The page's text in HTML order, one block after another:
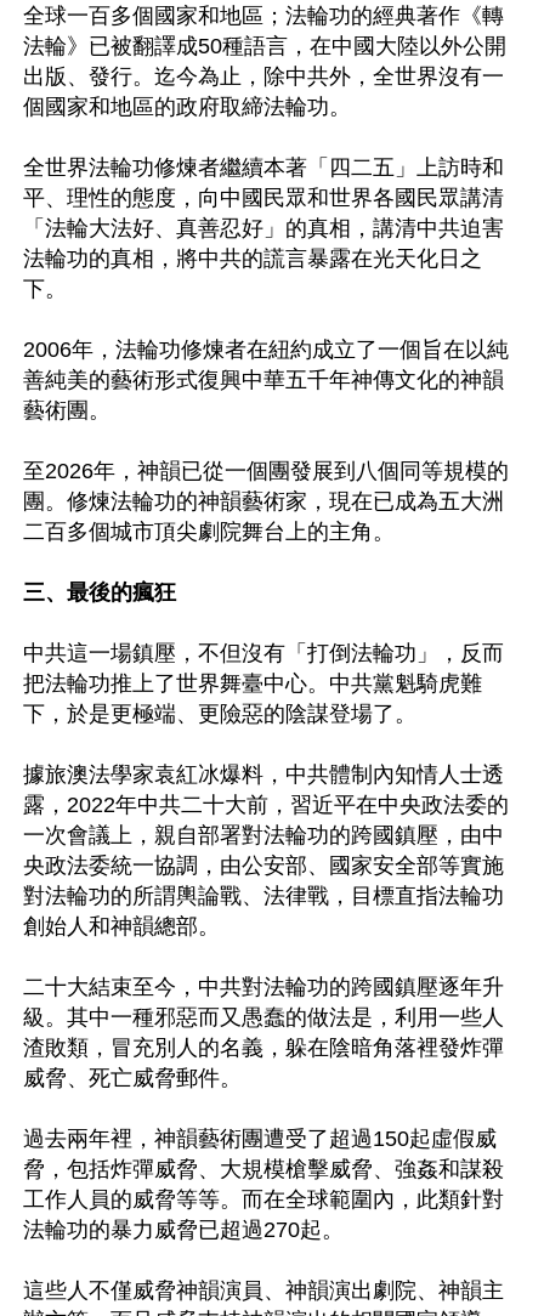
全球一百多個國家和地區；法輪功的經典著作《轉
法輪》已被翻譯成50種語言，在中國大陸以外公開
出版、發行。迄今為止，除中共外，全世界沒有一
個國家和地區的政府取締法輪功。
全世界法輪功修煉者繼續本著「四二五」上訪時和
平、理性的態度，向中國民眾和世界各國民眾講清
「法輪大法好、真善忍好」的真相，講清中共迫害
法輪功的真相，將中共的謊言暴露在光天化日之
下。
2006年，法輪功修煉者在紐約成立了一個旨在以純
善純美的藝術形式復興中華五千年神傳文化的神韻
藝術團。
至2026年，神韻已從一個團發展到八個同等規模的
團。修煉法輪功的神韻藝術家，現在已成為五大洲
二百多個城市頂尖劇院舞台上的主角。
三、最後的瘋狂
中共這一場鎮壓，不但沒有「打倒法輪功」，反而
把法輪功推上了世界舞臺中心。中共黨魁騎虎難
下，於是更極端、更險惡的陰謀登場了。
據旅澳法學家袁紅冰爆料，中共體制內知情人士透
露，2022年中共二十大前，習近平在中央政法委的
一次會議上，親自部署對法輪功的跨國鎮壓，由中
央政法委統一協調，由公安部、國家安全部等實施
對法輪功的所謂輿論戰、法律戰，目標直指法輪功
創始人和神韻總部。
二十大結束至今，中共對法輪功的跨國鎮壓逐年升
級。其中一種邪惡而又愚蠢的做法是，利用一些人
渣敗類，冒充別人的名義，躲在陰暗角落裡發炸彈
威脅、死亡威脅郵件。
過去兩年裡，神韻藝術團遭受了超過150起虛假威
脅，包括炸彈威脅、大規模槍擊威脅、強姦和謀殺
工作人員的威脅等等。而在全球範圍內，此類針對
法輪功的暴力威脅已超過270起。
這些人不僅威脅神韻演員、神韻演出劇院、神韻主